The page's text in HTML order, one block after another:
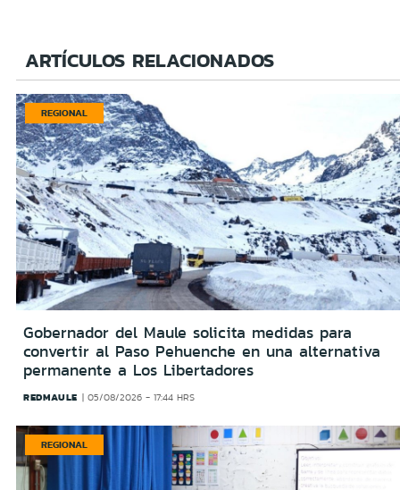
ARTÍCULOS RELACIONADOS
REGIONAL
Gobernador del Maule solicita medidas para
convertir al Paso Pehuenche en una alternativa
permanente a Los Libertadores
REDMAULE 05/08/2026 - 17:44 HRS
REGIONAL